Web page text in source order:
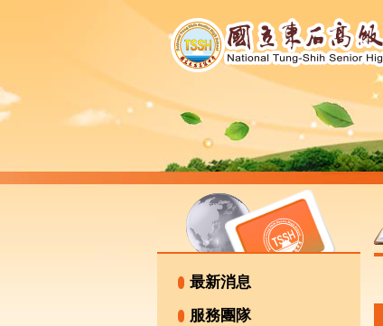
最新消息
服務團隊